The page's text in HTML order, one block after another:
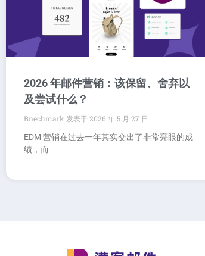
2026 年邮件营销：该保留、舍弃以
及尝试什么？
Bnechmark
2026 年 5 月 27 日
EDM 营销在过去一年其实交出了非常亮眼的成
绩，而